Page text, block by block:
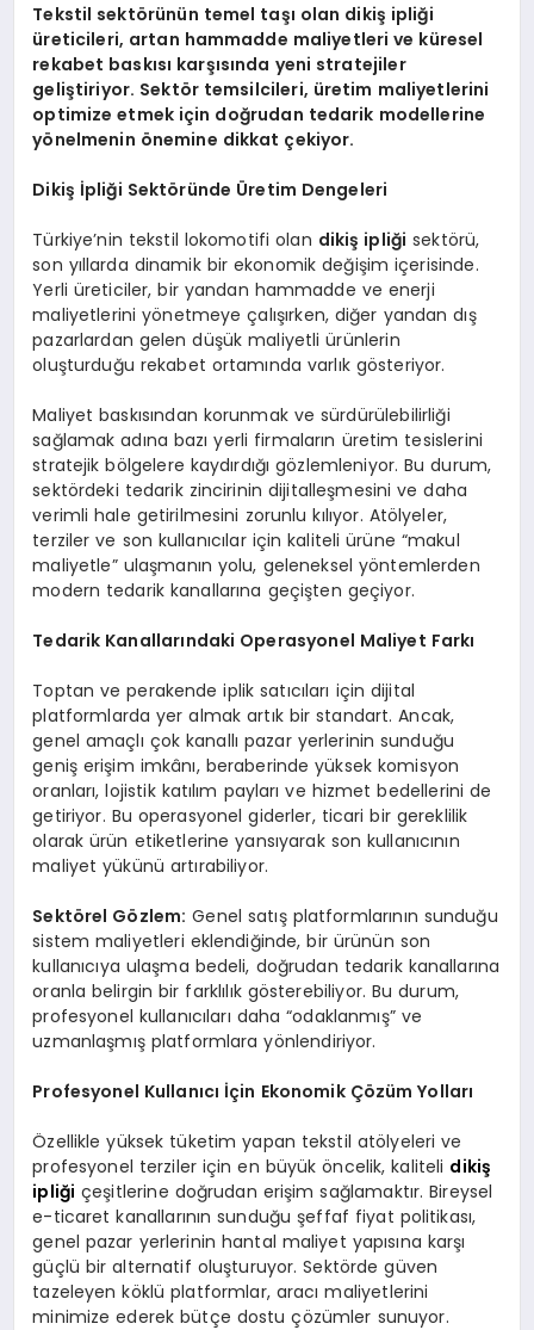
Tekstil sektörünün temel taşı olan dikiş ipliği
üreticileri, artan hammadde maliyetleri ve küresel
rekabet baskısı karşısında yeni stratejiler
geliştiriyor. Sektör temsilcileri, üretim maliyetlerini
optimize etmek için doğrudan tedarik modellerine
yönelmenin önemine dikkat çekiyor.
Dikiş İpliği Sektöründe Üretim Dengeleri
Türkiye’nin tekstil lokomotifi olan dikiş ipliği sektörü,
son yıllarda dinamik bir ekonomik değişim içerisinde.
Yerli üreticiler, bir yandan hammadde ve enerji
maliyetlerini yönetmeye çalışırken, diğer yandan dış
pazarlardan gelen düşük maliyetli ürünlerin
oluşturduğu rekabet ortamında varlık gösteriyor.
Maliyet baskısından korunmak ve sürdürülebilirliği
sağlamak adına bazı yerli firmaların üretim tesislerini
stratejik bölgelere kaydırdığı gözlemleniyor. Bu durum,
sektördeki tedarik zincirinin dijitalleşmesini ve daha
verimli hale getirilmesini zorunlu kılıyor. Atölyeler,
terziler ve son kullanıcılar için kaliteli ürüne “makul
maliyetle” ulaşmanın yolu, geleneksel yöntemlerden
modern tedarik kanallarına geçişten geçiyor.
Tedarik Kanallarındaki Operasyonel Maliyet Farkı
Toptan ve perakende iplik satıcıları için dijital
platformlarda yer almak artık bir standart. Ancak,
genel amaçlı çok kanallı pazar yerlerinin sunduğu
geniş erişim imkânı, beraberinde yüksek komisyon
oranları, lojistik katılım payları ve hizmet bedellerini de
getiriyor. Bu operasyonel giderler, ticari bir gereklilik
olarak ürün etiketlerine yansıyarak son kullanıcının
maliyet yükünü artırabiliyor.
Sektörel Gözlem: Genel satış platformlarının sunduğu
sistem maliyetleri eklendiğinde, bir ürünün son
kullanıcıya ulaşma bedeli, doğrudan tedarik kanallarına
oranla belirgin bir farklılık gösterebiliyor. Bu durum,
profesyonel kullanıcıları daha “odaklanmış” ve
uzmanlaşmış platformlara yönlendiriyor.
Profesyonel Kullanıcı İçin Ekonomik Çözüm Yolları
Özellikle yüksek tüketim yapan tekstil atölyeleri ve
profesyonel terziler için en büyük öncelik, kaliteli dikiş
ipliği çeşitlerine doğrudan erişim sağlamaktır. Bireysel
e-ticaret kanallarının sunduğu şeffaf fiyat politikası,
genel pazar yerlerinin hantal maliyet yapısına karşı
güçlü bir alternatif oluşturuyor. Sektörde güven
tazeleyen köklü platformlar, aracı maliyetlerini
minimize ederek bütçe dostu çözümler sunuyor.